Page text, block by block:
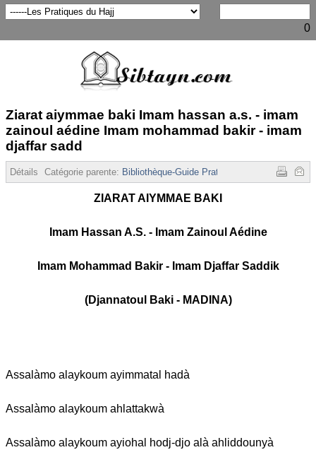
0
Ziarat aiymmae baki Imam hassan a.s. - imam
zainoul aédine Imam mohammad bakir - imam
djaffar sadd
Détails Catégorie parente: Bibliothèque-Guide Pratique Affichages : 3498
ZIARAT AIYMMAE BAKI
Imam Hassan A.S. - Imam Zainoul Aédine
Imam Mohammad Bakir - Imam Djaffar Saddik
(Djannatoul Baki - MADINA)
Assalàmo alaykoum ayimmatal hadà
Assalàmo alaykoum ahlattakwà
Assalàmo alaykoum ayiohal hodj-djo alà ahliddounyà